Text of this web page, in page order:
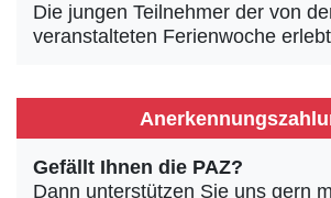
Die jungen Teilnehmer der von
veranstalteten Ferienwoche
Gefällt Ihnen die PAZ?
Dann unterstützen Sie uns gern